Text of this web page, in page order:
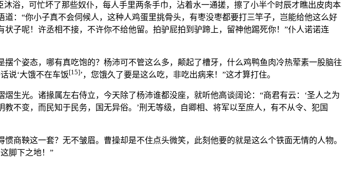
浴，可忙坏了那些奴仆，每人手里两条手巾，沾着水一通搓，擦了小半个时辰才瞧出皮肉本
：“你小子真不会伺候人，这种人鸡蛋里挑骨头，有枣没枣都要打三竿子，岂能给他这么好
子呢！许丞相不接，不许你不给他留。拍驴屁拍到驴蹄上，留神他踢死你！”仆人诺诺连
个姿态，哪有真吃饱的？杨沛可不管这么多，颠起了槽牙，什么鸡鸭鱼肉冷热荤素一股脑往
说‘大饿不在车饭[15]’，您饿久了要是这么吃，非吃出病来！”这才算打住。
生光。诸掾属左右侍立，今天除了杨沛谁都没座，就听他高谈阔论：“商君有云：‘圣人之为
不变，而民知于民务，国无异俗。’刑无等级，自卿相、将军以至庶人，有不从令、犯国
商鞅这一套？无不皱眉。曹操却是不住点头微笑，此刻他要的就是这么个铁面无情的人物。
脚下之地！”